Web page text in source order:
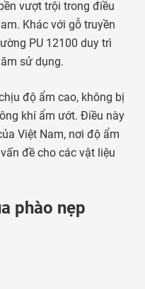
vượt trội trong điều
Khác với gỗ truyền
PU 12100 duy trì
sử dụng.
độ ẩm cao, không bị
khí ẩm ướt. Điều này
Việt Nam, nơi độ ẩm
đề cho các vật liệu
phào nẹp